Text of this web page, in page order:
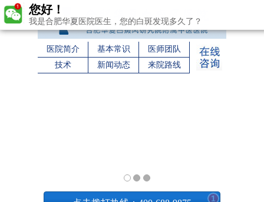
医院简介 基本常识
医师团队
技术
新闻动态 来院路线
1
您好！
我是合肥华夏医院医生，您的白斑发现多久了？